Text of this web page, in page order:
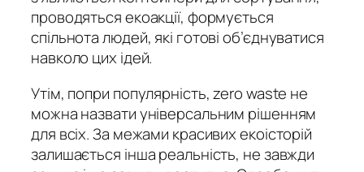
проводяться екоакції, формується
спільнота людей, які готові об’єднуватися
навколо цих ідей.
Утім, попри популярність, zero waste не
можна назвати універсальним рішенням
для всіх. За межами красивих екоісторій
залишається інша реальність, не завжди